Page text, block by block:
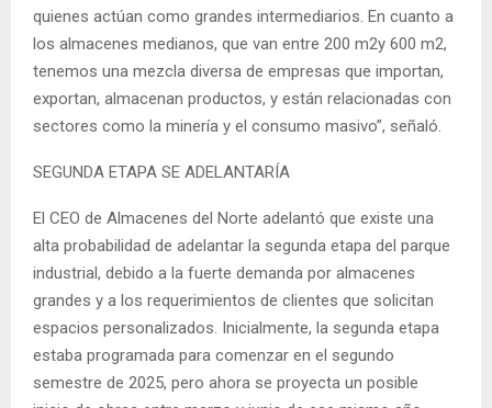
quienes actúan como grandes intermediarios. En cuanto a
los almacenes medianos, que van entre 200 m2y 600 m2,
tenemos una mezcla diversa de empresas que importan,
exportan, almacenan productos, y están relacionadas con
sectores como la minería y el consumo masivo”, señaló.
SEGUNDA ETAPA SE ADELANTARÍA
El CEO de Almacenes del Norte adelantó que existe una
alta probabilidad de adelantar la segunda etapa del parque
industrial, debido a la fuerte demanda por almacenes
grandes y a los requerimientos de clientes que solicitan
espacios personalizados. Inicialmente, la segunda etapa
estaba programada para comenzar en el segundo
semestre de 2025, pero ahora se proyecta un posible